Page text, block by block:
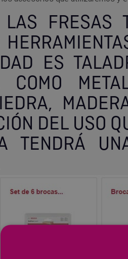
FRESAS
ES
COMO
DEL USO
TENDRÁ